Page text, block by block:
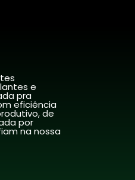
e
pra
eficiência
de
por
na nossa